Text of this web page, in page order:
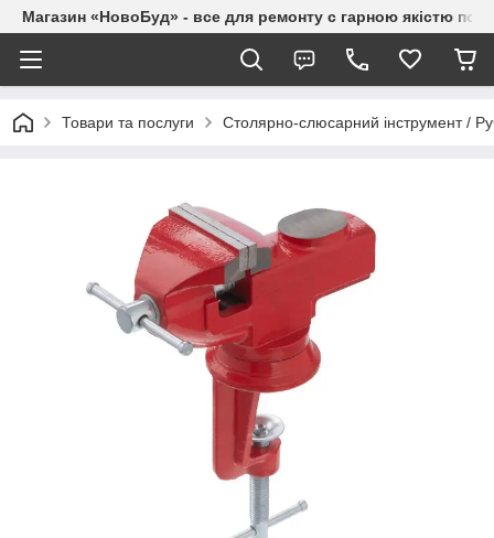
Магазин «НовоБуд» - все для ремонту с гарною якістю по
Товари та послуги Столярно-слюсарний інструмент /